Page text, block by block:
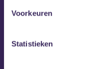
Voorkeuren
Statistieken